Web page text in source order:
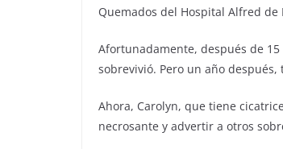
Quemados del Hospital Alfred de
Afortunadamente, después de
sobrevivió. Pero un año
Ahora, Carolyn, que tiene
necrosante y advertir a otros